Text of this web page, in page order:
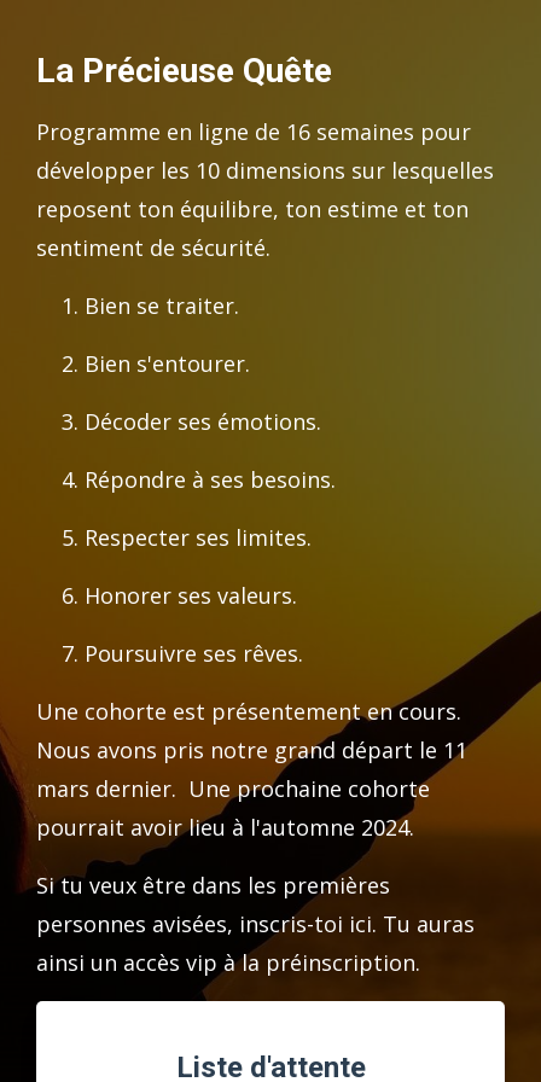
La Précieuse Quête
Programme en ligne de 16 semaines pour
développer les 10 dimensions sur lesquelles
reposent ton équilibre, ton estime et ton
sentiment de sécurité.
Bien se traiter.
Bien s'entourer.
Décoder ses émotions.
Répondre à ses besoins.
Respecter ses limites.
Honorer ses valeurs.
Poursuivre ses rêves.
Une cohorte est présentement en cours.
Nous avons pris notre grand départ le 11
mars dernier. Une prochaine cohorte
pourrait avoir lieu à l'automne 2024.
Si tu veux être dans les premières
personnes avisées, inscris-toi ici. Tu auras
ainsi un accès vip à la préinscription.
Liste d'attente